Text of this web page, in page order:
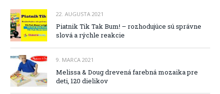
22. AUGUSTA 2021
Piatnik Tik Tak Bum! – rozhodujúce sú správne
slová a rýchle reakcie
9. MARCA 2021
Melissa & Doug drevená farebná mozaika pre
deti, 120 dielikov